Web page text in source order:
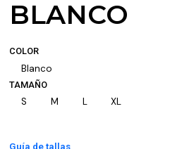
BLANCO
COLOR
Blanco
TAMAÑO
S M L XL
Guía de tallas